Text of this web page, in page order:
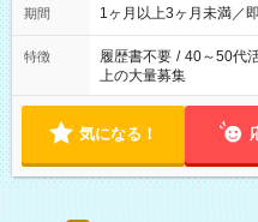
期間 1ヶ月以上3ヶ月未満／
特徴 履歴書不要 / 40～50代
上の大量募集
気になる！